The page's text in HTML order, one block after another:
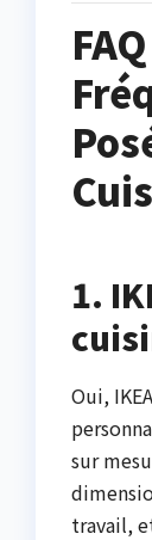
1.
Oui,
sur
travail,